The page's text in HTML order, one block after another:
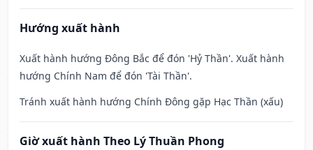
Hướng xuất hành
Xuất hành hướng Đông Bắc để đón 'Hỷ Thần'. Xuất hành
hướng Chính Nam để đón 'Tài Thần'.
Tránh xuất hành hướng Chính Đông gặp Hạc Thần (xấu)
Giờ xuất hành Theo Lý Thuần Phong